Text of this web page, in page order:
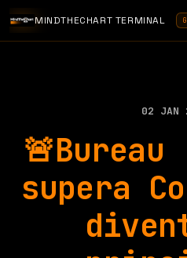
MINDTHECHART TERMINAL
02 JAN
supera